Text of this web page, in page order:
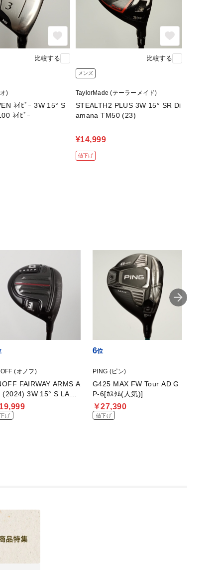
比較する
)
ﾈｲﾋﾞｰ 3W 15° S
ﾈｲﾋﾞｰ
比較する
メンズ
TaylorMade (テーラーメイド)
STEALTH2 PLUS 3W 15° SR Di
amana TM50 (23)
¥14,999
値下げ
(オノフ)
FAIRWAY ARMS A
3W 15° S LABO
TATAKI 50 CBT
げ
6
PING (ピン)
G425 MAX FW Tour AD G
P-6[ｶｽﾀﾑ(人気)]
￥27,390
値下げ